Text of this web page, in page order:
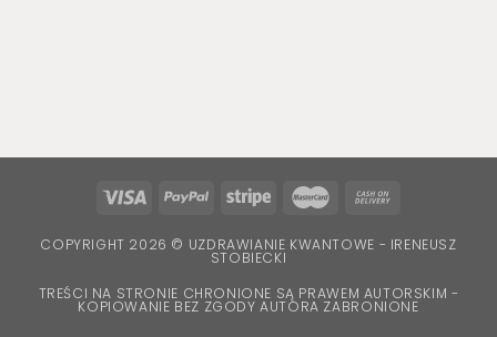
COPYRIGHT 2026 © UZDRAWIANIE KWANTOWE - IRENEUSZ
STOBIECKI
TREŚCI NA STRONIE CHRONIONE SĄ PRAWEM AUTORSKIM -
KOPIOWANIE BEZ ZGODY AUTORA ZABRONIONE